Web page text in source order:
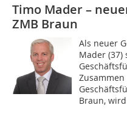
Timo Mader –
ZMB Braun
Als neuer
Mader
Braun,